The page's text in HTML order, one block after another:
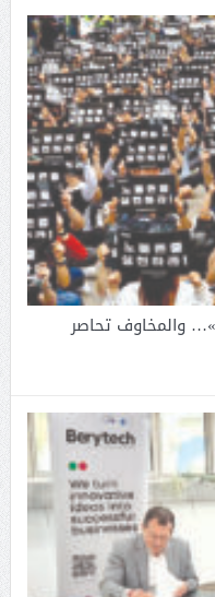
والمخاوف تحاصر